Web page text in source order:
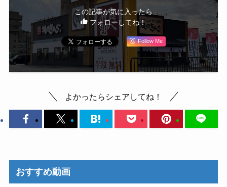
この記事が気に入ったら
フォローしてね！
Follow Me
よかったらシェアしてね！
おすすめ動画